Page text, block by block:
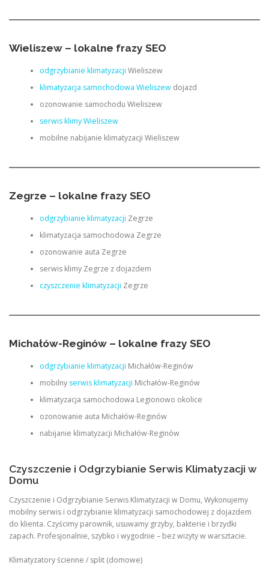
Wieliszew – lokalne frazy SEO
odgrzybianie klimatyzacji Wieliszew
klimatyzacja samochodowa Wieliszewdojazd
ozonowanie samochodu Wieliszew
serwis klimy Wieliszew
mobilne nabijanie klimatyzacji Wieliszew
Zegrze – lokalne frazy SEO
odgrzybianie klimatyzacji Zegrze
klimatyzacja samochodowa Zegrze
ozonowanie auta Zegrze
serwis klimy Zegrze z dojazdem
czyszczenie klimatyzacji Zegrze
Michałów-Reginów – lokalne frazy SEO
odgrzybianie klimatyzacji Michałów-Reginów
mobilny serwis klimatyzacji Michałów-Reginów
klimatyzacja samochodowa Legionowo okolice
ozonowanie auta Michałów-Reginów
nabijanie klimatyzacji Michałów-Reginów
Czyszczenie i Odgrzybianie Serwis Klimatyzacji w
Domu
Czyszczenie i Odgrzybianie Serwis Klimatyzacji w Domu, Wykonujemy
mobilny serwis i odgrzybianie klimatyzacji samochodowej z dojazdem
do klienta. Czyścimy parownik, usuwamy grzyby, bakterie i brzydki
zapach. Profesjonalnie, szybko i wygodnie – bez wizyty w warsztacie.
Klimatyzatory ścienne / split (domowe)